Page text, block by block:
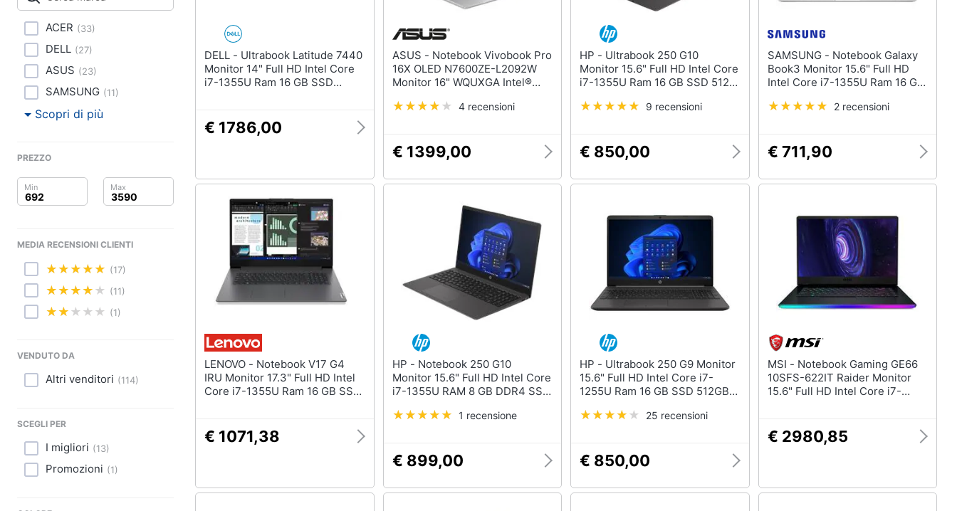
Salute e igiene
Beauty
Giocattoli
Prima infanzia
Casalinghi
Abbigliamento
Sport
Animali
Motori
Accessori informatica
Webcam
Tastiera
Vedi tutti
ACER (33)
DELL (27)
ASUS (23)
SAMSUNG (11)
Scopri di più
PREZZO
MEDIA RECENSIONI CLIENTI
(17)
(11)
(1)
VENDUTO DA
Altri venditori (114)
SCEGLI PER
I migliori (13)
Promozioni (1)
DELL - Ultrabook Latitude 7440
Monitor 14" Full HD Intel Core
i7-1355U Ram 16 GB SSD
€ 1786,00
ASUS - Notebook Vivobook Pro
16X OLED N7600ZE-L2092W
Monitor 16" WQUXGA Intel®
SSD 1 TB NVIDIA GeForce RTX
4 recensioni
€ 1399,00
HP - Ultrabook 250 G10
Monitor 15.6" Full HD Intel Core
i7-1355U Ram 16 GB SSD 512
11 Pro
9 recensioni
€ 850,00
SAMSUNG - Notebook Galaxy
Book3 Monitor 15.6" Full HD
Intel Core i7-1355U Ram 16 GB
Windows 11 Pro2 recensioni
€ 711,90
LENOVO - Notebook V17 G4
IRU Monitor 17.3" Full HD Intel
Core i7-1355U Ram 16 GB SSD
€ 1071,38
HP - Notebook 250 G10
Monitor 15.6" Full HD Intel Core
i7-1355U RAM 8 GB DDR4 SSD
Windows 11 Home1 recensione
€ 899,00
HP - Ultrabook 250 G9 Monitor
15.6" Full HD Intel Core i7-
1255U Ram 16 GB SSD 512GB
25 recensioni
€ 850,00
MSI - Notebook Gaming GE66
10SFS-622IT Raider Monitor
15.6" Full HD Intel Core i7-
2070 Super 8GB 2xUSB 3.1
2xUSB 3.0 Windows 10 Home
€ 2980,85